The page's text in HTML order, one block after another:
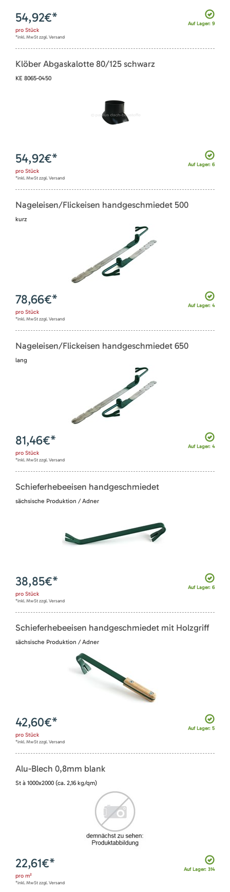
Auf Lager: 9
54,92€*
pro Stück
*inkl. MwSt zzgl. Versand
Klöber Abgaskalotte 80/125 schwarz
KE 8065-0450
Auf Lager: 6
54,92€*
pro Stück
*inkl. MwSt zzgl. Versand
Nageleisen/Flickeisen handgeschmiedet 500
kurz
Auf Lager: 4
78,66€*
pro Stück
*inkl. MwSt zzgl. Versand
Nageleisen/Flickeisen handgeschmiedet 650
lang
Auf Lager: 4
81,46€*
pro Stück
*inkl. MwSt zzgl. Versand
Schieferhebeeisen handgeschmiedet
sächsische Produktion / Adner
Auf Lager: 6
38,85€*
pro Stück
*inkl. MwSt zzgl. Versand
Schieferhebeeisen handgeschmiedet mit Holzgriff
sächsische Produktion / Adner
Auf Lager: 5
42,60€*
pro Stück
*inkl. MwSt zzgl. Versand
Alu-Blech 0,8mm blank
St à 1000x2000 (ca. 2,16 kg/qm)
Auf Lager: 314
22,61€*
pro m²
*inkl. MwSt zzgl. Versand